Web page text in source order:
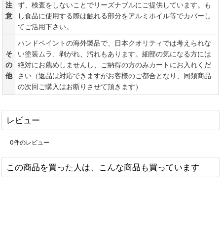
注
意
ず、検査をしないことでリーズナブルにご提供しています。も
し食品に使用する際は触れる部分をアルミホイル等でカバーし
てご活用下さい。
そ
の
他
ハンドペイントの海外製品で、日本クオリティでは考えられな
い塗装ムラ、剥がれ、汚れもあります。細部の気になる方には
絶対にお薦めしませんし、ご納得の方のみカートにお入れくだ
さい（返品は対応できますがお客様のご都合となり、同類商品
の次回ご購入はお断りさせて頂きます）
レビュー
0件のレビュー
この商品を買った人は、こんな商品も買っています